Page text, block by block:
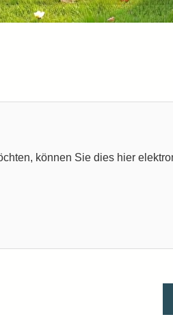
können Sie dies hier